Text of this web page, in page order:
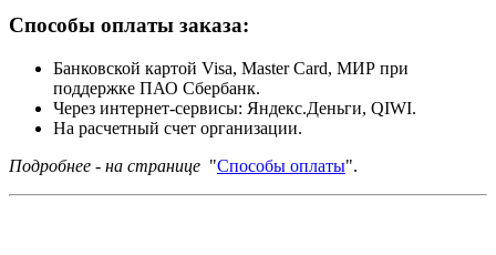
Способы оплаты заказа:
Банковской картой Visa, Master Card, МИР при
поддержке ПАО Сбербанк.
Через интернет-сервисы: Яндекс.Деньги, QIWI.
На расчетный счет организации.
Подробнее - на странице "Способы оплаты".